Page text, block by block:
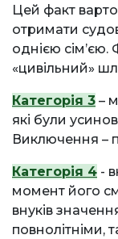
Цей факт
отримати
однією
«цивільний»
Категорія 3 –
які були
Виключення –
Категорія 4 -
момент його
внуків
повнолітніми,